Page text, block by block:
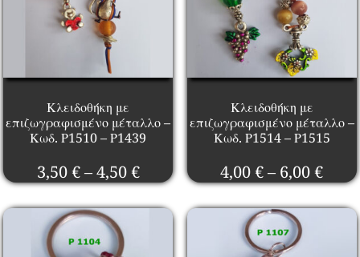
Κλειδοθήκη με
επιζωγραφισμένο μέταλλο –
Κωδ. Ρ1510 – Ρ1439
3,50€–4,50€Price
range:
3,50 €
Κλειδοθήκη με
επιζωγραφισμένο μέταλλο –
Κωδ. Ρ1514 – Ρ1515
4,00€– 6,00€
4,00